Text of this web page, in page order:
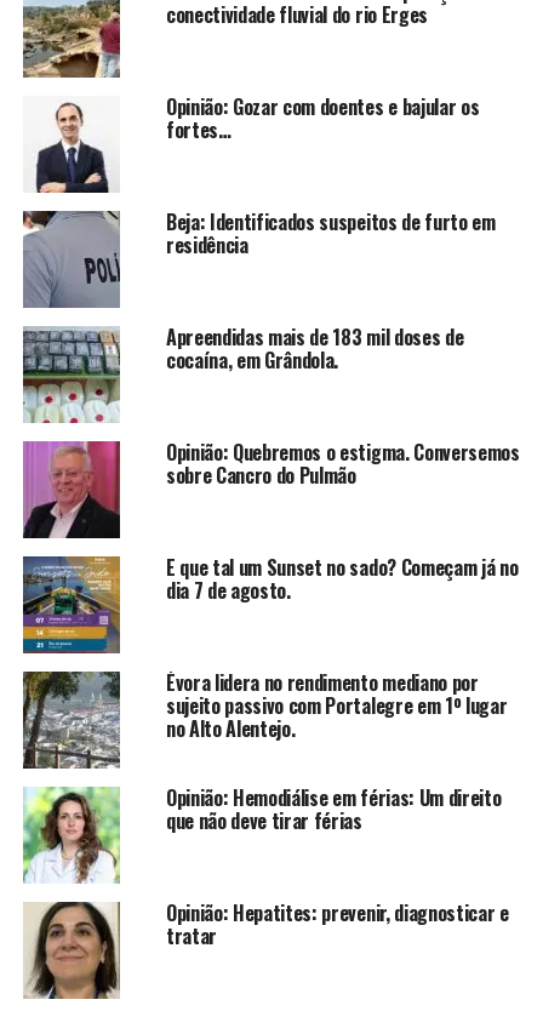
conectividade fluvial do rio Erges
Opinião: Gozar com doentes e bajular os
fortes…
Beja: Identificados suspeitos de furto em
residência
Apreendidas mais de 183 mil doses de
cocaína, em Grândola.
Opinião: Quebremos o estigma. Conversemos
sobre Cancro do Pulmão
E que tal um Sunset no sado? Começam já no
dia 7 de agosto.
Évora lidera no rendimento mediano por
sujeito passivo com Portalegre em 1º lugar
no Alto Alentejo.
Opinião: Hemodiálise em férias: Um direito
que não deve tirar férias
Opinião: Hepatites: prevenir, diagnosticar e
tratar